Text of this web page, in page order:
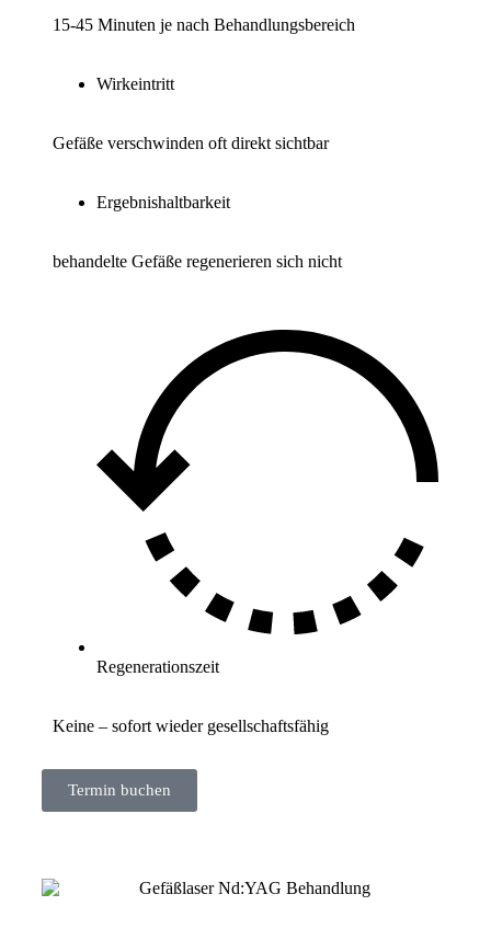
15-45 Minuten je nach Behandlungsbereich
Wirkeintritt
Gefäße verschwinden oft direkt sichtbar
Ergebnishaltbarkeit
behandelte Gefäße regenerieren sich nicht
Regenerationszeit
Keine – sofort wieder gesellschaftsfähig
Termin buchen